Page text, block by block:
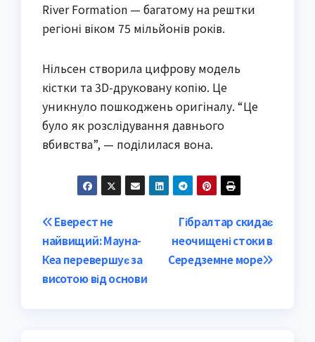
River Formation — багатому на рештки
регіоні віком 75 мільйонів років.
Нільсен створила цифрову модель
кістки та 3D-друковану копію. Це
уникнуло пошкоджень оригіналу. “Це
було як розслідування давнього
вбивства”, — поділилася вона.
Post
navigation
Гібралтар скидає
неочищені стоки в
Середземне море
Еверест не
найвищий: Мауна-
Кеа перевершує за
висотою від основи